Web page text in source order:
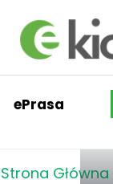
ePrasa
Strona Główna